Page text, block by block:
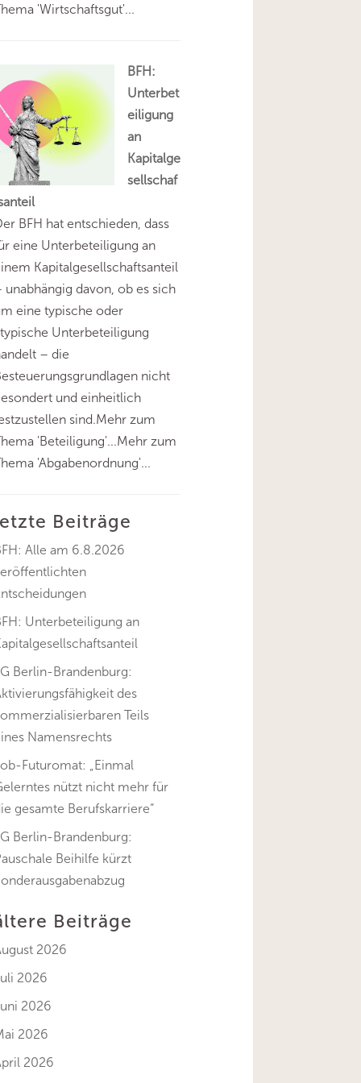
'Wirtschaftsgut'...
BFH:
Unterbet
eiligung
an
Kapitalge
sellschaf
BFH hat entschieden, dass
eine Unterbeteiligung an
Kapitalgesellschaftsanteil
unabhängig davon, ob es sich
eine typische oder
Unterbeteiligung
– die
nicht
und einheitlich
sind.Mehr zum
'Beteiligung'...Mehr zum
'Abgabenordnung'...
Beiträge
Alle am 6.8.2026
Unterbeteiligung an
Berlin-Brandenburg:
des
Teils
Namensrechts
Futuromat: „Einmal
nützt nicht mehr für
gesamte Berufskarriere“
Berlin-Brandenburg:
Beihilfe kürzt
Beiträge
2026
2026
2026
2026
2026